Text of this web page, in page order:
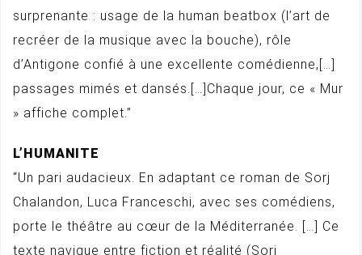
surprenante : usage de la human beatbox (l’art de
recréer de la musique avec la bouche), rôle
d’Antigone confié à une excellente comédienne,[…]
passages mimés et dansés.[…]Chaque jour, ce « Mur
» affiche complet.”
L’HUMANITE
“Un pari audacieux. En adaptant ce roman de Sorj
Chalandon, Luca Franceschi, avec ses comédiens,
porte le théâtre au cœur de la Méditerranée. […] Ce
texte navigue entre fiction et réalité (Sorj